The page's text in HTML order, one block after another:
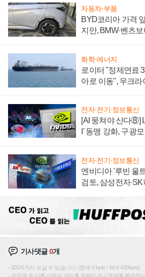
자동차·부품
BYD코리아 가격
지만, BMW·벤츠
화학·에너지
로이터 "정제연료
아로 이동", 우크
전자·전기·정보통신
[AI 뭉쳐야 산다⑧]
I' 동맹 강화, 구광
전자·전기·정보통신
엔비디아 '루빈 울
검토, 삼성전자
기사댓글0개
200자까지 쓰실 수 있습니다. (현재 0 byte / 최대 400byte)
저작권 등 다른 사람의 권리를 침해하거나 명예를 훼손하